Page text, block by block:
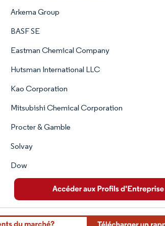
Arkema Group
BASF SE
Eastman Chemical Company
Hutsman International LLC
Kao Corporation
Mitsubishi Chemical Corporation
Procter & Gamble
Solvay
Dow